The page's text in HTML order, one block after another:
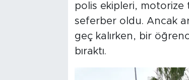
polis ekipleri,
seferber oldu. Ancak
geç kalırken, bir
bıraktı.